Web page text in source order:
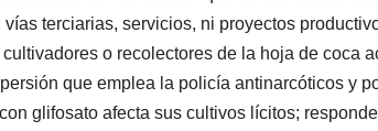
terciarias, servicios, ni proyectos
o recolectores de la hoja de coca
que emplea la policía antinarcóticos y
glifosato afecta sus cultivos lícitos;